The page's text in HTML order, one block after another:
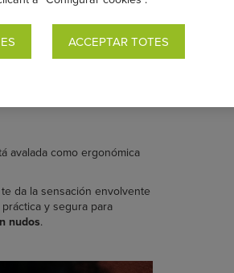
de forma ergonómica y
avalada como ergonómica
te da la sensación envolvente
y segura para
nudos.
ACCEPTAR TOTES